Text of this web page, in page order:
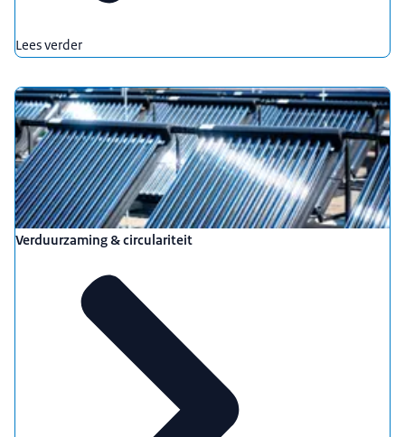
Lees verder
Verduurzaming & circulariteit